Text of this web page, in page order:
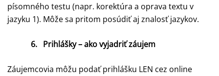
písomného testu (napr. korektúra a oprava textu v
jazyku 1). Môže sa pritom posúdiť aj znalosť jazykov.
6. Prihlášky – ako vyjadriť záujem
Záujemcovia môžu podať prihlášku LEN cez online